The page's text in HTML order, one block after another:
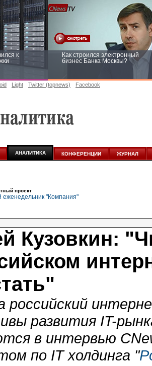
к
Как строился электронный
бизнес Банка Москвы?
Light Twitter (topnews) Facebook
АНАЛИТИКА КОНФЕРЕНЦИИ ЖУРНАЛ
проект
Кузовкин:
российский
развития IT-
в интервью
по IT холдинга "